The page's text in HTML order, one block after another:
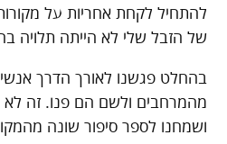
להתחיל לקחת אחריות על
של הזבל שלי לא הייתה תלויה
בהחלט פגשנו לאורך הדרך
מהמרחבים ולשם הם פנו. זה
ושמחנו לספר סיפור שונה